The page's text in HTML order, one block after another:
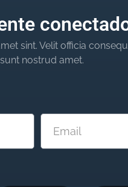
sint. Velit officia
sunt nostrud amet.